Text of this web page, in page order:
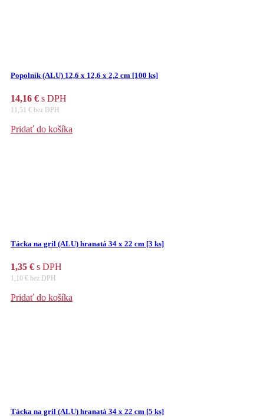
Popolník (ALU) 12,6 x 12,6 x 2,2 cm [100 ks]
14,16 € s DPH
11,51 € bez DPH
Pridať do košíka
Tácka na gril (ALU) hranatá 34 x 22 cm [3 ks]
1,35 € s DPH
1,10 € bez DPH
Pridať do košíka
Tácka na gril (ALU) hranatá 34 x 22 cm [5 ks]